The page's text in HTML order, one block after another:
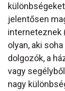
jelentősen
interneteznek
olyan, aki
dolgozók, a
vagy
nagy